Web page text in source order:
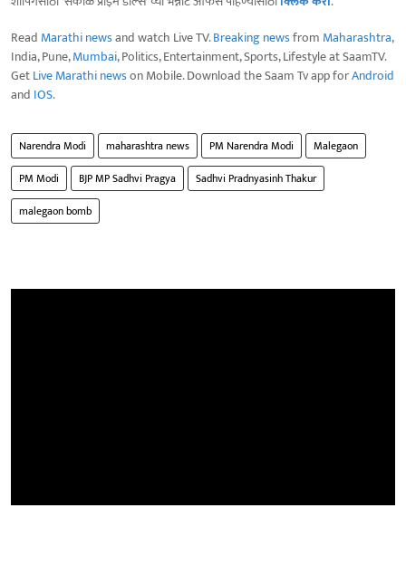
Read Marathi newsand watch Live TV.Breaking newsfrom Maharashtra,
India, Pune,Mumbai, Politics, Entertainment, Sports, Lifestyle at SaamTV.
GetLive Marathi newson Mobile. Download the Saam Tv app forAndroid
and IOS.
Narendra Modi maharashtra news PM Narendra Modi
Malegaon
PM Modi
BJP MP Sadhvi Pragya
Sadhvi Pradnyasinh Thakur
malegaon bomb